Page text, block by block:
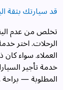
قد سيارتك بثقة
تخلص من عدم
الرحلات. اختر
العملاء. سواء
خدمة تأجير
المطلوبة —